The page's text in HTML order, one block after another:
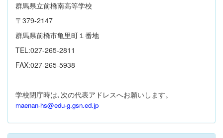
群馬県立前橋南高等学校
〒379-2147
群馬県前橋市亀里町１番地
TEL:027-265-2811
FAX:027-265-5938
学校閉庁時は､次の代表アドレスへお願いします。
maenan-hs@edu-g.gsn.ed.jp